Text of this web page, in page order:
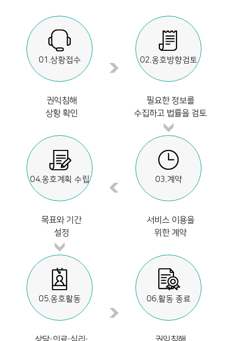
01.상황접수
권익침해
상황 확인
02.옹호방향검토
필요한 정보를
수집하고 법률을 검토
03.계약
서비스 이용을
위한 계약
04.옹호계획 수립
목표와 기간
설정
05.옹호활동 06.활동 종료